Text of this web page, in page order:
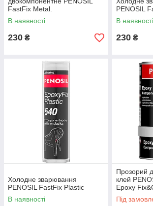
FastFix Metal.
В наявності
230 ₴
PENOSIL
В наявності
230 ₴
Холодне зварювання
PENOSIL FastFix Plastic
В наявності
Прозорий
клей
Epoxy
Під